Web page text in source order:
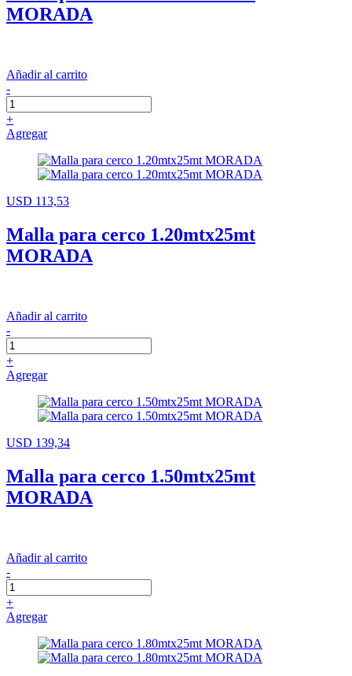
MORADA
Añadir al carrito
-
+
Agregar
USD 113,53
Malla para cerco 1.20mtx25mt
MORADA
Añadir al carrito
-
+
Agregar
USD 139,34
Malla para cerco 1.50mtx25mt
MORADA
Añadir al carrito
-
+
Agregar